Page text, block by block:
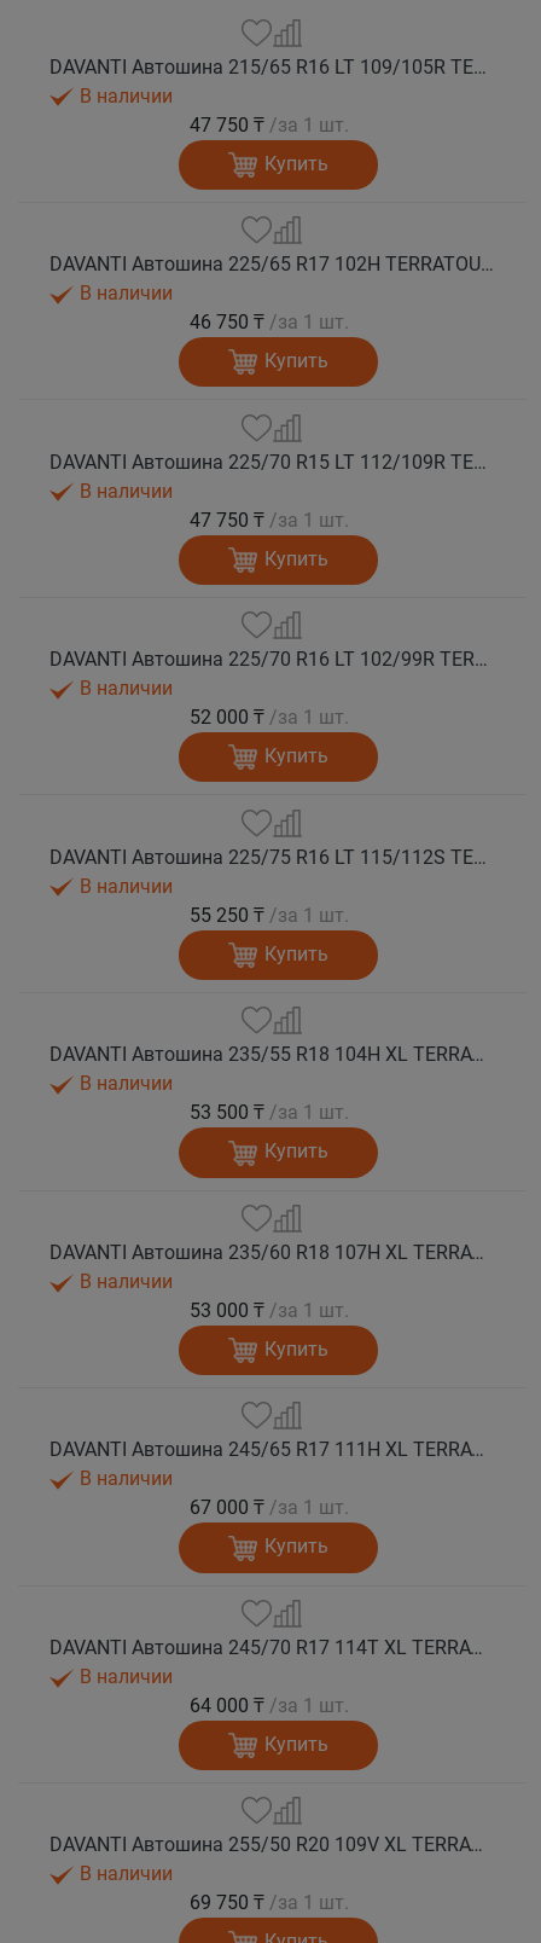
DAVANTI Автошина 215/65 R16 LT 109/105R TERRATOURA A/T RWL 10PR RPR M+S
В наличии
47 750 ₸ /за 1 шт.
Купить
DAVANTI Автошина 225/65 R17 102H TERRATOURA A/T RWL RPR M+S
В наличии
46 750 ₸ /за 1 шт.
Купить
DAVANTI Автошина 225/70 R15 LT 112/109R TERRATOURA A/T RWL 10PR RPR M+S
В наличии
47 750 ₸ /за 1 шт.
Купить
DAVANTI Автошина 225/70 R16 LT 102/99R TERRATOURA A/T RBL 6PR RPR M+S
В наличии
52 000 ₸ /за 1 шт.
Купить
DAVANTI Автошина 225/75 R16 LT 115/112S TERRATOURA A/T RWL 10PR RPR M+S
В наличии
55 250 ₸ /за 1 шт.
Купить
DAVANTI Автошина 235/55 R18 104H XL TERRATOURA A/T RWL RPR M+S
В наличии
53 500 ₸ /за 1 шт.
Купить
DAVANTI Автошина 235/60 R18 107H XL TERRATOURA A/T RWL RPR M+S
В наличии
53 000 ₸ /за 1 шт.
Купить
DAVANTI Автошина 245/65 R17 111H XL TERRATOURA A/T RWL RPR M+S
В наличии
67 000 ₸ /за 1 шт.
Купить
DAVANTI Автошина 245/70 R17 114T XL TERRATOURA A/T RBL RPR M+S
В наличии
64 000 ₸ /за 1 шт.
Купить
DAVANTI Автошина 255/50 R20 109V XL TERRATOURA A/T RBL RPR M+S
В наличии
69 750 ₸ /за 1 шт.